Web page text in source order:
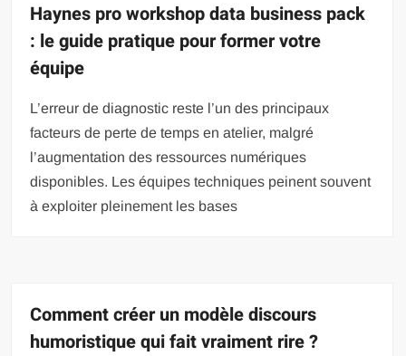
Haynes pro workshop data business pack
: le guide pratique pour former votre
équipe
L’erreur de diagnostic reste l’un des principaux
facteurs de perte de temps en atelier, malgré
l’augmentation des ressources numériques
disponibles. Les équipes techniques peinent souvent
à exploiter pleinement les bases
Comment créer un modèle discours
humoristique qui fait vraiment rire ?